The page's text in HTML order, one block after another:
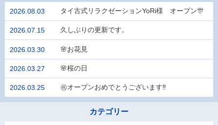
2026.08.03 タイ古式リラクゼーションYoRi様 オープン🎊
2026.07.15 久しぶりの更新です。
2026.03.30 🌸お花見
2026.03.27 🌸桜の日
2026.03.25 ㊗️オープンおめでとうございます‼
カテゴリー